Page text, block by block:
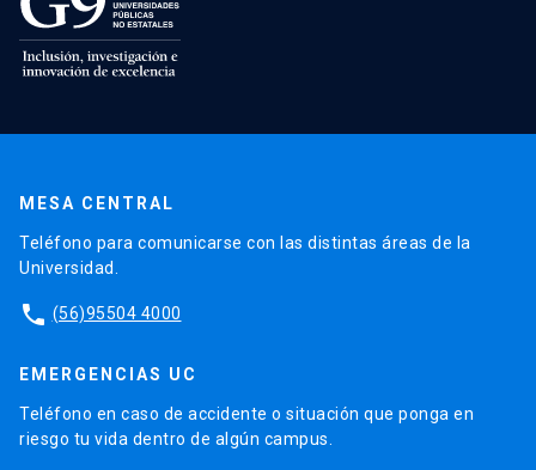
MESA CENTRAL
Teléfono para comunicarse con las distintas áreas de la
Universidad.
phone (56)95504 4000
EMERGENCIAS UC
Teléfono en caso de accidente o situación que ponga en
riesgo tu vida dentro de algún campus.